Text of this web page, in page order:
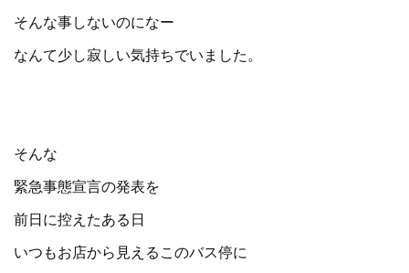
そんな事しないのになー
なんて少し寂しい気持ちでいました。
そんな
緊急事態宣言の発表を
前日に控えたある日
いつもお店から見えるこのバス停に